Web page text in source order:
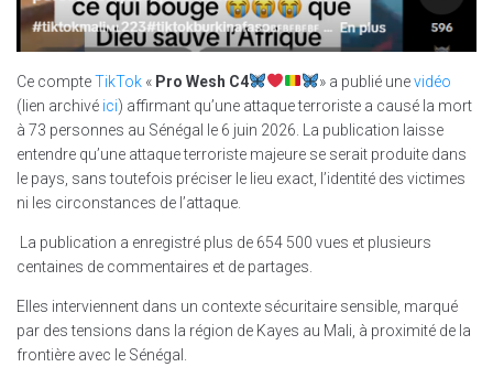
Ce compteTikTok « Pro Wesh C4 » a publié unevidéo
(lien archivé ici) affirmant qu’une attaque terroriste a causé la mort
à 73 personnes au Sénégal le 6 juin 2026. La publication laisse
entendre qu’une attaque terroriste majeure se serait produite dans
le pays, sans toutefois préciser le lieu exact, l’identité des victimes
ni les circonstances de l’attaque.
La publication a enregistré plus de 654 500 vues et plusieurs
centaines de commentaires et de partages.
Elles interviennent dans un contexte sécuritaire sensible, marqué
par des tensions dans la région de Kayes au Mali, à proximité de la
frontière avec le Sénégal.